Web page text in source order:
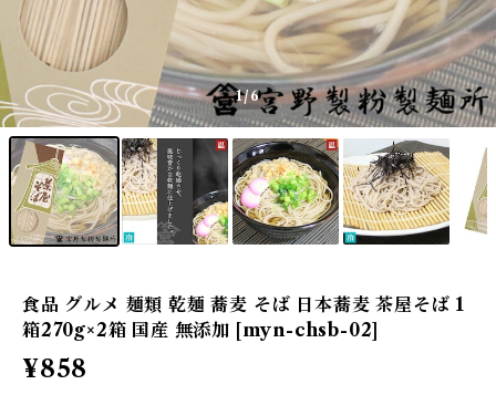
1/6
食品 グルメ 麺類 乾麺 蕎麦 そば 日本蕎麦 茶屋そば 1
箱270g×2箱 国産 無添加 [myn-chsb-02]
¥858